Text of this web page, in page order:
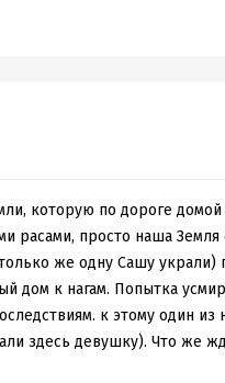
которую по дороге домой
расами, просто наша Земля
же одну Сашу украли)
дом к нагам. Попытка
к этому один из
здесь девушку). Что же